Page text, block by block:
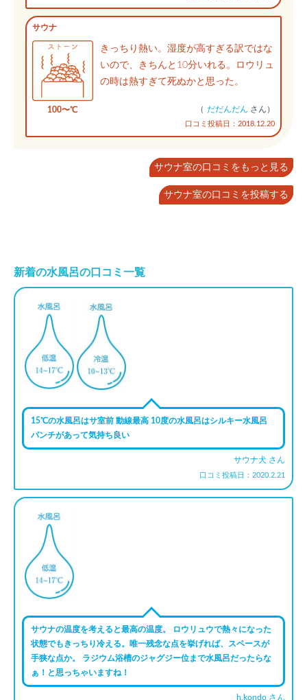
サウナ
100〜℃
きっちり熱い。湿度が高すぎる訳ではな
いので、きちんと10分いれる。ロウリュ
の時は熱すぎて死ぬかと思った。
（ だだんだん さん）
口コミ投稿日：2018.12.20
サウナ室の口コミをもっと見る
サウナ室の口コミを投稿する
新着の水風呂の口コミ一覧
15℃の水風呂はサ室前 動線最高 10度の水風呂はシルキー水風呂
パンチがあって気持ち良い
サウナ犬 さん
口コミ投稿日：2020.2.21
サウナの温度を考えると最高の温度。 ロウリュウで熱々になった
状態でもきっちり冷える。唯一残念な点を挙げれば、スペースが
手狭な点か。 ラジウム浴槽のジャグジー位まで水風呂だったらな
ぁ！と思っちゃいますね！
h.kondo さん